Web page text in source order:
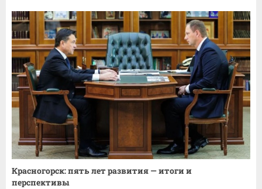
Красногорск: пять лет развития — итоги и
перспективы